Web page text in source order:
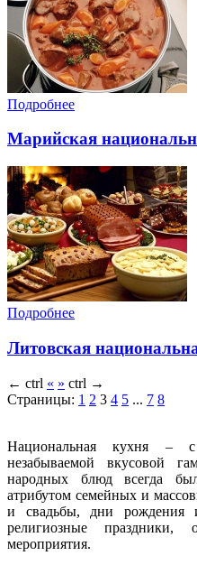
Подробнее
Марийская
Подробнее
Литовская
← ctrl « » ctrl →
Страницы: 1 2 3 4 5 ... 7 8
Национальная кухня –
незабываемой вкусовой
народных блюд всегда
атрибутом семейных и
и свадьбы, дни рождения
религиозные праздники,
мероприятия.